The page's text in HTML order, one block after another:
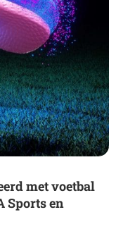
met voetbal
Sports en